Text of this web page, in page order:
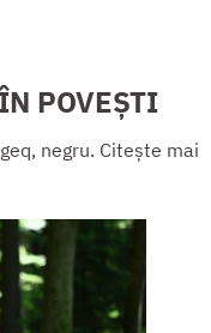
POVEȘTI
negru. Citește mai